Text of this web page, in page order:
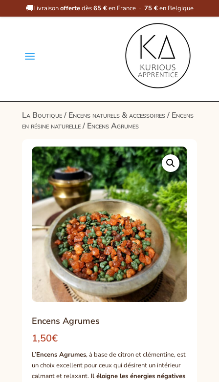
🚚Livraisonoffertedès65 €en France · 75 €en Belgique
a
La Boutique/ Encens naturels & accessoires/ Encens
en résine naturelle/ Encens Agrumes
Encens Agrumes
1,50€
L’Encens Agrumes, à base de citron et clémentine, est
un choix excellent pour ceux qui désirent un intérieur
calmant et relaxant. Il éloigne les énergies négatives